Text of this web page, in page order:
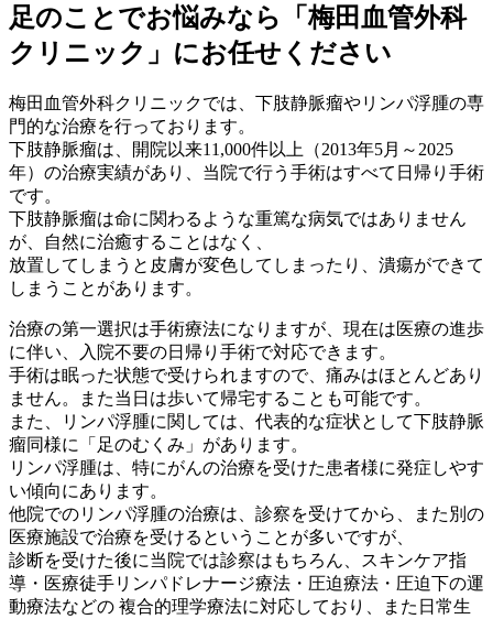
足のことでお悩みなら「梅田血管外科
クリニック」にお任せください
梅田血管外科クリニックでは、下肢静脈瘤やリンパ浮腫の専
門的な治療を行っております。
下肢静脈瘤は、開院以来11,000件以上（2013年5月～2025
年）の治療実績があり、当院で行う手術はすべて日帰り手術
です。
下肢静脈瘤は命に関わるような重篤な病気ではありません
が、自然に治癒することはなく、
放置してしまうと皮膚が変色してしまったり、潰瘍ができて
しまうことがあります。
治療の第一選択は手術療法になりますが、現在は医療の進歩
に伴い、入院不要の日帰り手術で対応できます。
手術は眠った状態で受けられますので、痛みはほとんどあり
ません。また当日は歩いて帰宅することも可能です。
また、リンパ浮腫に関しては、代表的な症状として下肢静脈
瘤同様に「足のむくみ」があります。
リンパ浮腫は、特にがんの治療を受けた患者様に発症しやす
い傾向にあります。
他院でのリンパ浮腫の治療は、診察を受けてから、また別の
医療施設で治療を受けるということが多いですが、
診断を受けた後に当院では診察はもちろん、スキンケア指
導・医療徒手リンパドレナージ療法・圧迫療法・圧迫下の運
動療法などの 複合的理学療法に対応しており、また日常生